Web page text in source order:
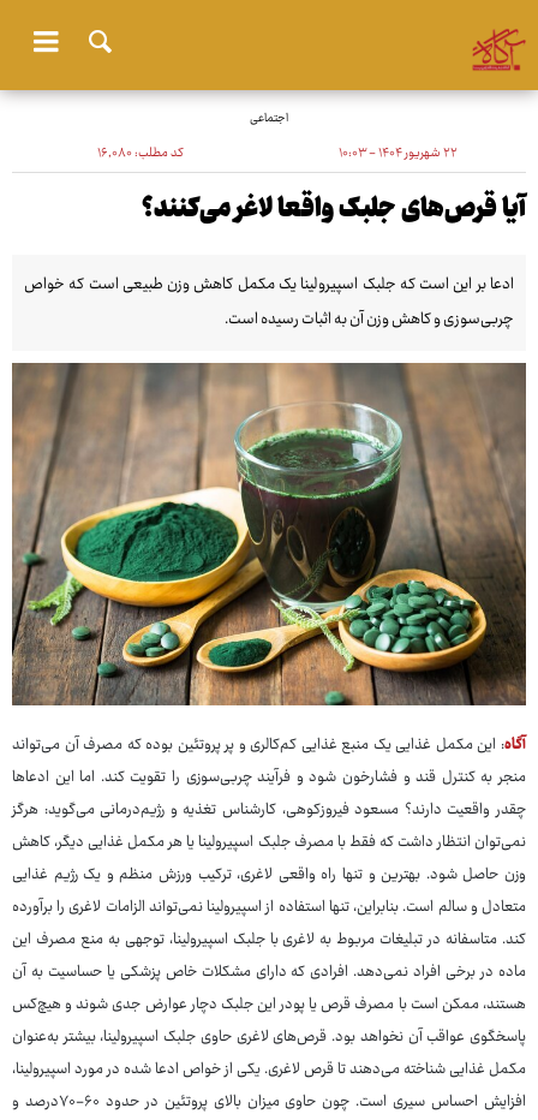
اجتماعی
۲۲ شهریور ۱۴۰۴ - ۱۰:۰۳ کد مطلب:۱۶٬۰۸۰
آیا قرص‌های جلبک واقعا لاغر می‌کنند؟
ادعا بر این است که جلبک اسپیرولینا یک مکمل کاهش وزن طبیعی است که خواص
چربی‌سوزی و کاهش وزن آن به اثبات رسیده است.
آگاه: این مکمل غذایی یک منبع غذایی کم‌کالری و پر پروتئین بوده که مصرف آن می‌تواند
منجر به کنترل قند و فشارخون شود و فرآیند چربی‌سوزی را تقویت کند. اما این ادعاها
چقدر واقعیت دارند؟ مسعود فیروزکوهی، کارشناس تغذیه و رژیم‌درمانی می‌گوید: هرگز
نمی‌توان انتظار داشت که فقط با مصرف جلبک اسپیرولینا یا هر مکمل غذایی دیگر، کاهش
وزن حاصل شود. بهترین و تنها راه واقعی لاغری، ترکیب ورزش منظم و یک رژیم غذایی
متعادل و سالم است. بنابراین، تنها استفاده از اسپیرولینا نمی‌تواند الزامات لاغری را برآورده
کند. متاسفانه در تبلیغات مربوط به لاغری با جلبک اسپیرولینا، توجهی به منع مصرف این
ماده در برخی افراد نمی‌دهد. افرادی که دارای مشکلات خاص پزشکی یا حساسیت به آن
هستند، ممکن است با مصرف قرص یا پودر این جلبک دچار عوارض جدی شوند و هیچ‌کس
پاسخگوی عواقب آن نخواهد بود. قرص‌های لاغری حاوی جلبک اسپیرولینا، بیشتر به‌عنوان
مکمل غذایی شناخته می‌دهند تا قرص لاغری. یکی از خواص ادعا شده در مورد اسپیرولینا،
افزایش احساس سیری است. چون حاوی میزان بالای پروتئین در حدود ۶۰-۷۰‌درصد و